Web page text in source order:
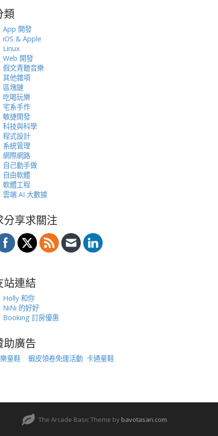
類
App 開發
iOS & Apple
Linux
Web 開發
假文青聽音樂
其他雜項
區塊鏈
吃喝玩樂
宅系手作
敏捷開發
科技與科學
程式設計
系統管理
網際網路
自己動手做
自由軟體
軟體工程
雲端 AI 大數據
分享求關注
站連結
Holly 和你
NiNi 的好好
Booking 訂房優惠
助廣告
童鞋 蝦皮領卷免運活動 卡通童鞋
The Arcade Basic Theme by bavotasan.com.